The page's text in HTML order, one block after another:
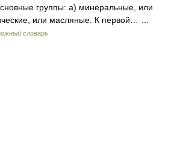
группы: а) минеральные, или
или масляные. К первой… …
словарь